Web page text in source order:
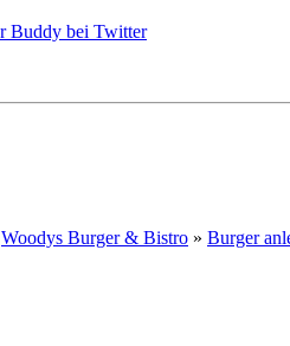
Woodys Burger & Bistro » Burger